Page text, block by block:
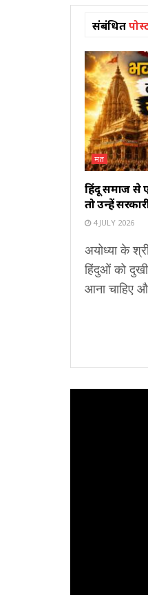
संबंधित
मत
हिंदू समाज से
तो उन्हें
4 JULY 2026
अयोध्या के
हिंदुओं को
आना चाहिए